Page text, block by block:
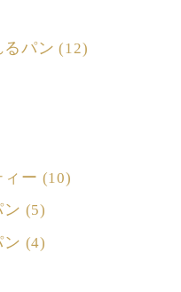
るパン (12)
ー (10)
ン (5)
ン (4)